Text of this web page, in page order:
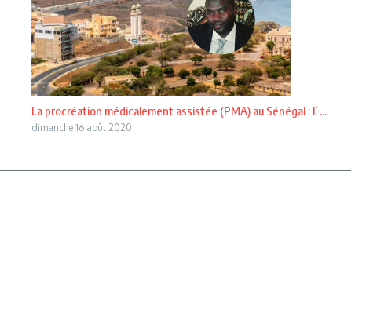
La procréation médicalement assistée (PMA) au Sénégal : l’ ...
dimanche 16 août 2020